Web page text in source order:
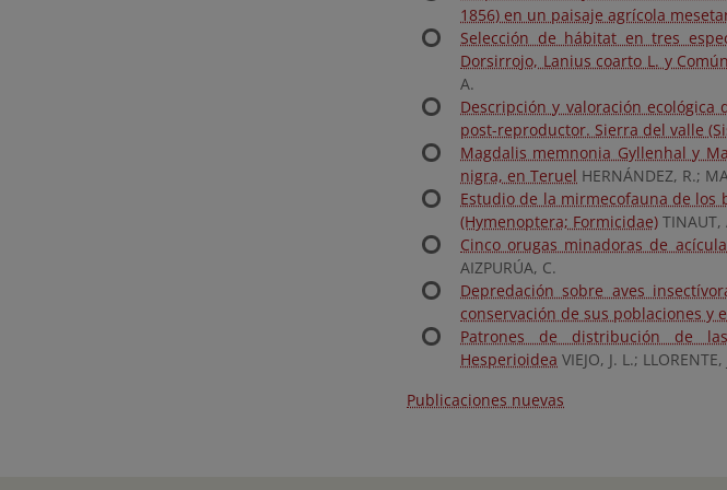
1856) en un paisaje agrícola
Selección de hábitat en tres
Dorsirrojo, Lanius coarto L. y
A.
Descripción y valoración
post-reproductor. Sierra del valle
Magdalis memnonia Gyllenhal y
nigra, en Teruel HERNÁNDEZ, R.;
Estudio de la mirmecofauna de los
(Hymenoptera; Formicidae) TINAUT,
Cinco orugas minadoras de
AIZPURÚA, C.
Depredación sobre aves
conservación de sus poblaciones y
Patrones de distribución de
Hesperioidea VIEJO, J. L.;
Publicaciones nuevas